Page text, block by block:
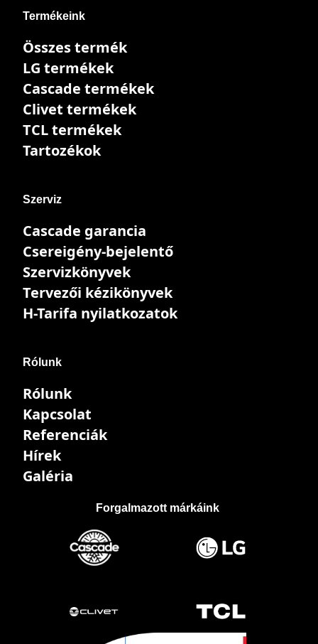
Termékeink
Összes termék
LG termékek
Cascade termékek
Clivet termékek
TCL termékek
Tartozékok
Szerviz
Cascade garancia
Csereigény-bejelentő
Szervizkönyvek
Tervezői kézikönyvek
H-Tarifa nyilatkozatok
Rólunk
Rólunk
Kapcsolat
Referenciák
Hírek
Galéria
Forgalmazott márkáink